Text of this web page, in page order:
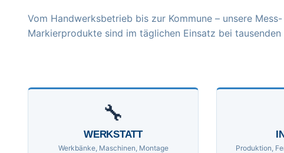
Vom Handwerksbetrieb bis zur Kommune – unsere
Markierprodukte sind im täglichen Einsatz bei tausenden
🔧
WERKSTATT
Werkbänke, Maschinen, Montage Produktion,